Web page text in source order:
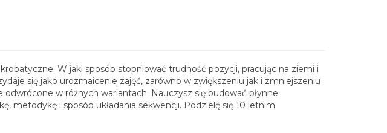
W jaki sposób stopniować trudność pozycji, pracując na ziemi i
się jako urozmaicenie zajęć, zarówno w zwiększeniu jak i zmniejszeniu
w różnych wariantach. Nauczysz się budować płynne
metodykę i sposób układania sekwencji. Podzielę się 10 letnim